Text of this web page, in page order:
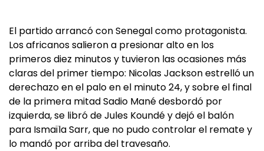
El partido arrancó con Senegal como protagonista.
Los africanos salieron a presionar alto en los
primeros diez minutos y tuvieron las ocasiones más
claras del primer tiempo: Nicolas Jackson estrelló un
derechazo en el palo en el minuto 24, y sobre el final
de la primera mitad Sadio Mané desbordó por
izquierda, se libró de Jules Koundé y dejó el balón
para Ismaïla Sarr, que no pudo controlar el remate y
lo mandó por arriba del travesaño.